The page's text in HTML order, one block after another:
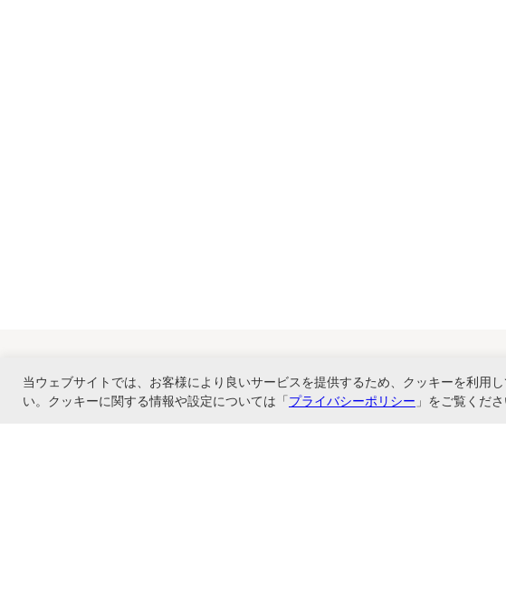
当ウェブサイトでは、お客様により良いサービスを提供するため、クッキーを利用
い。クッキーに関する情報や設定については「プライバシーポリシー 」をご覧くださ